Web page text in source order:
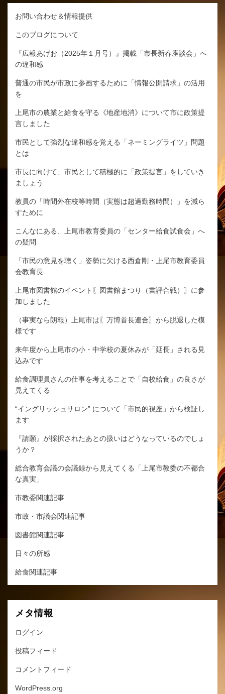
お問い合わせ＆情報提供
このブログについて
『広報あげお（2025年１月号）』掲載「市長新春座談会」へ
の違和感
普通の市民が市政に参画するために「情報公開請求」の活用
を
上尾市の農業と給食を守る《地産地消》について市に政策提
言しました
市民として強烈な違和感を覚える「ネーミングライツ」問題
とは
市長に向けて、市民として積極的に「政策提言」をしていき
ましょう
教員の「時間外在校等時間（実態は超過勤務時間）」を減ら
すために
こんなにある、上尾市教育委員の「センター給食試食会」へ
の疑問
「市民の意見を聴く」姿勢に欠ける西倉剛・上尾市教育委員
会教育長
上尾市図書館のイベント〖図書館まつり（書評合戦）〗に参
加しました
（事実なら朗報）上尾市は〖万博首長連合〗から脱退した模
様です
来年度から上尾市の小・中学校の夏休みが「延長」される見
込みです
給食調理員さんの仕事を考えることで「自校給食」の良さが
見えてくる
“イングリッシュサロン” について「市民的視座」から検証し
ます
『請願』が採択されたあとの扱いはどうなっているのでしょ
うか？
総合教育会議の会議録から見えてくる「上尾市教委の不都合
な真実」
市教委関連記事
市政・市議会関連記事
図書館関連記事
日々の所感
給食関連記事
メタ情報
ログイン
投稿フィード
コメントフィード
WordPress.org